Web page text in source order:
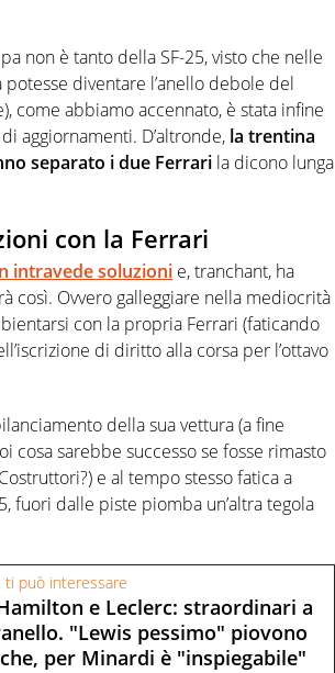
non è tanto della SF-25, visto che nelle
diventare l’anello debole del
come abbiamo accennato, è stata infine
aggiornamenti. D’altronde, la trentina
separato i due Ferrari la dicono lunga
con la Ferrari
intravede soluzioni e, tranchant, ha
così. Ovvero galleggiare nella mediocrità
con la propria Ferrari (faticando
di diritto alla corsa per l’ottavo
della sua vettura (a fine
cosa sarebbe successo se fosse rimasto
e al tempo stesso fatica a
fuori dalle piste piomba un’altra tegola
ti può interessare
e Leclerc: straordinari a
"Lewis pessimo" piovono
per Minardi è "inspiegabile"